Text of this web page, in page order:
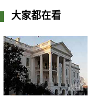
大家都在看